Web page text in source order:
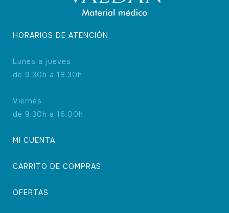
HORARIOS DE ATENCIÓN
Lunes a jueves
de 9.30h a 18.30h
Viernes
de 9.30h a 16.00h
MI CUENTA
CARRITO DE COMPRAS
OFERTAS